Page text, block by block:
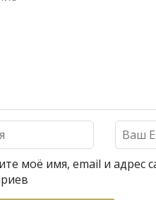
моё имя, email и адрес